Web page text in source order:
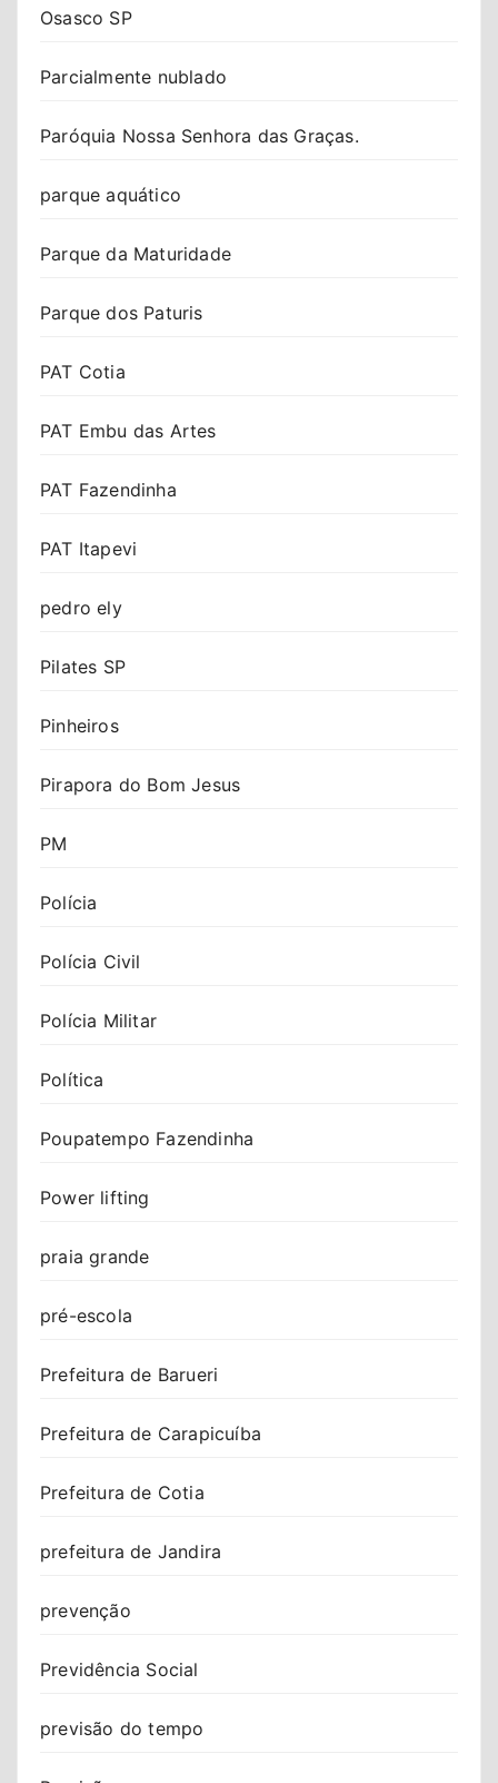
Osasco SP
Parcialmente nublado
Paróquia Nossa Senhora das Graças.
parque aquático
Parque da Maturidade
Parque dos Paturis
PAT Cotia
PAT Embu das Artes
PAT Fazendinha
PAT Itapevi
pedro ely
Pilates SP
Pinheiros
Pirapora do Bom Jesus
PM
Polícia
Polícia Civil
Polícia Militar
Política
Poupatempo Fazendinha
Power lifting
praia grande
pré-escola
Prefeitura de Barueri
Prefeitura de Carapicuíba
Prefeitura de Cotia
prefeitura de Jandira
prevenção
Previdência Social
previsão do tempo